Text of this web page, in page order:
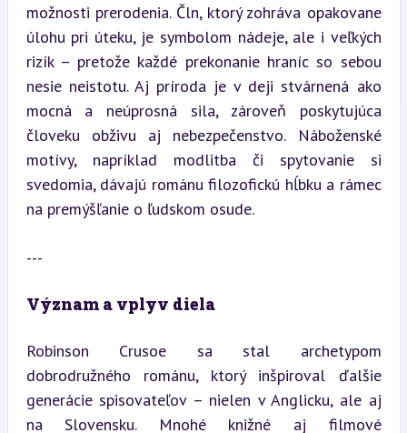
možnosti prerodenia. Čln, ktorý zohráva opakovane
úlohu pri úteku, je symbolom nádeje, ale i veľkých
rizík – pretože každé prekonanie hraníc so sebou
nesie neistotu. Aj príroda je v deji stvárnená ako
mocná a neúprosná sila, zároveň poskytujúca
človeku obživu aj nebezpečenstvo. Náboženské
motívy, napríklad modlitba či spytovanie si
svedomia, dávajú románu filozofickú hĺbku a rámec
na premýšľanie o ľudskom osude.
---
Význam a vplyv diela
Robinson Crusoe sa stal archetypom
dobrodružného románu, ktorý inšpiroval ďalšie
generácie spisovateľov – nielen v Anglicku, ale aj
na Slovensku. Mnohé knižné aj filmové